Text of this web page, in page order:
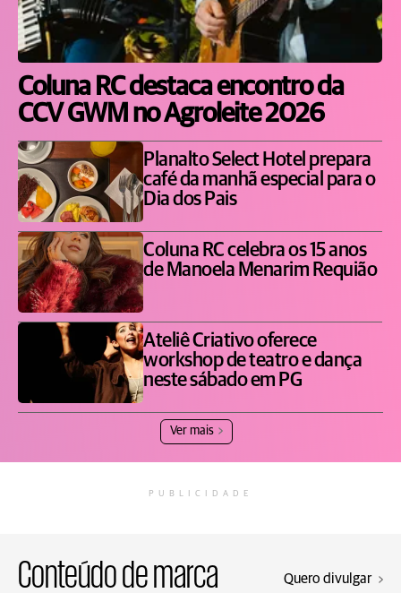
Coluna RC destaca encontro da
CCV GWM no Agroleite 2026
Planalto Select Hotel prepara
café da manhã especial para o
Dia dos Pais
Coluna RC celebra os 15 anos
de Manoela Menarim Requião
Ateliê Criativo oferece
workshop de teatro e dança
neste sábado em PG
Ver mais
PUBLICIDADE
Conteúdo de marca Quero divulgar